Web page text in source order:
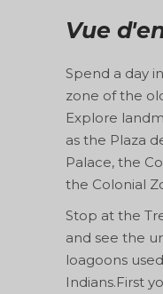
Vue
Spend a day
zone of the
Explore
as the Plaza
Palace, the
the Colonial
Stop at the
and see the
loagoons
Indians.First